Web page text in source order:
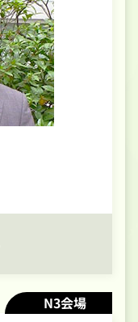
N3会場